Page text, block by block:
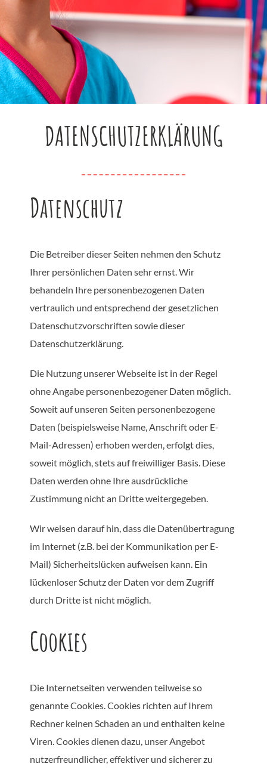
DATENSCHUTZERKLÄRUNG
Datenschutz
Die Betreiber dieser Seiten nehmen den Schutz
Ihrer persönlichen Daten sehr ernst. Wir
behandeln Ihre personenbezogenen Daten
vertraulich und entsprechend der gesetzlichen
Datenschutzvorschriften sowie dieser
Datenschutzerklärung.
Die Nutzung unserer Webseite ist in der Regel
ohne Angabe personenbezogener Daten möglich.
Soweit auf unseren Seiten personenbezogene
Daten (beispielsweise Name, Anschrift oder E-
Mail-Adressen) erhoben werden, erfolgt dies,
soweit möglich, stets auf freiwilliger Basis. Diese
Daten werden ohne Ihre ausdrückliche
Zustimmung nicht an Dritte weitergegeben.
Wir weisen darauf hin, dass die Datenübertragung
im Internet (z.B. bei der Kommunikation per E-
Mail) Sicherheitslücken aufweisen kann. Ein
lückenloser Schutz der Daten vor dem Zugriff
durch Dritte ist nicht möglich.
Cookies
Die Internetseiten verwenden teilweise so
genannte Cookies. Cookies richten auf Ihrem
Rechner keinen Schaden an und enthalten keine
Viren. Cookies dienen dazu, unser Angebot
nutzerfreundlicher, effektiver und sicherer zu